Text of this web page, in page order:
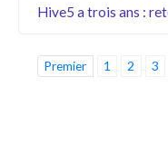
Hive5 a trois ans :
Premier 1 2 3